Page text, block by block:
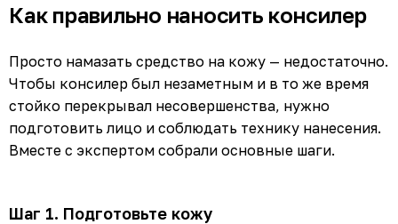
Как правильно наносить консилер
Просто намазать средство на кожу — недостаточно.
Чтобы консилер был незаметным и в то же время
стойко перекрывал несовершенства, нужно
подготовить лицо и соблюдать технику нанесения.
Вместе с экспертом собрали основные шаги.
Шаг 1. Подготовьте кожу